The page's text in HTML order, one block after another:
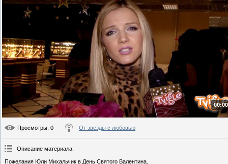
Просмотры: 0 От звезды с любовью
Описание материала:
Пожелания Юли Михальчик в День Святого Валентина.